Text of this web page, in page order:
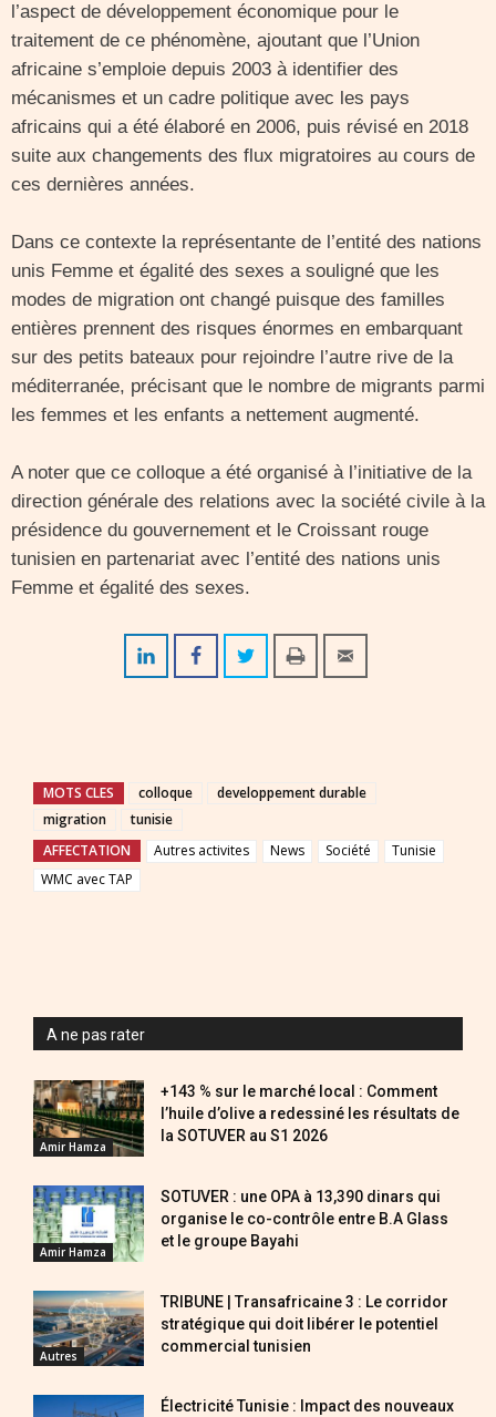
l’aspect de développement économique pour le
traitement de ce phénomène, ajoutant que l’Union
africaine s’emploie depuis 2003 à identifier des
mécanismes et un cadre politique avec les pays
africains qui a été élaboré en 2006, puis révisé en 2018
suite aux changements des flux migratoires au cours de
ces dernières années.
Dans ce contexte la représentante de l’entité des nations
unis Femme et égalité des sexes a souligné que les
modes de migration ont changé puisque des familles
entières prennent des risques énormes en embarquant
sur des petits bateaux pour rejoindre l’autre rive de la
méditerranée, précisant que le nombre de migrants parmi
les femmes et les enfants a nettement augmenté.
A noter que ce colloque a été organisé à l’initiative de la
direction générale des relations avec la société civile à la
présidence du gouvernement et le Croissant rouge
tunisien en partenariat avec l’entité des nations unis
Femme et égalité des sexes.
MOTS CLES colloque
developpement durable
migration
tunisie
AFFECTATION
Autres activites News Société
Tunisie
WMC avec TAP
A ne pas rater
Amir Hamza
+143 % sur le marché local : Comment
l’huile d’olive a redessiné les résultats de
la SOTUVER au S1 2026
Amir Hamza
SOTUVER : une OPA à 13,390 dinars qui
organise le co-contrôle entre B.A Glass
et le groupe Bayahi
Autres
TRIBUNE | Transafricaine 3 : Le corridor
stratégique qui doit libérer le potentiel
commercial tunisien
Électricité Tunisie : Impact des nouveaux